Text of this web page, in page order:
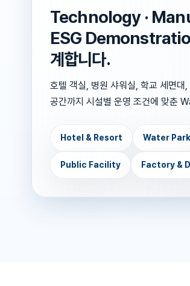
Technology ·
ESG
계합니다.
호텔 객실, 병원 샤워실, 학교 세면대
공간까지 시설별 운영 조건에 맞춘
Hotel & Resort Water Park
Public Facility Factory &